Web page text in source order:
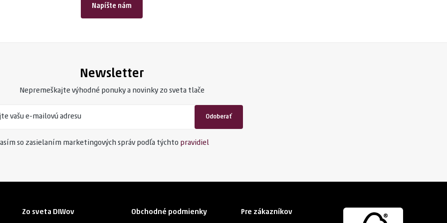
Napíšte nám
Newsletter
Nepremeškajte výhodné ponuky a novinky zo sveta tlače
Odoberať
so zasielaním marketingových správ podľa týchto pravidiel
Zo sveta DIWov Obchodné podmienky Pre zákazníkov